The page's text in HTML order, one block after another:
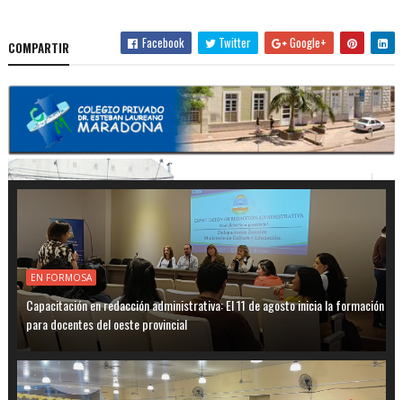
COMPARTIR Facebook Twitter Google+
EN FORMOSA
Capacitación en redacción administrativa: El 11 de agosto inicia la formación
para docentes del oeste provincial